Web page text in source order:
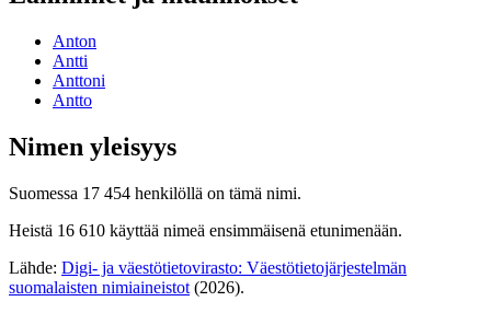
Anton
Antti
Anttoni
Antto
Nimen yleisyys
Suomessa 17 454 henkilöllä on tämä nimi.
Heistä 16 610 käyttää nimeä ensimmäisenä etunimenään.
Lähde: Digi- ja väestötietovirasto: Väestötietojärjestelmän
suomalaisten nimiaineistot (2026).